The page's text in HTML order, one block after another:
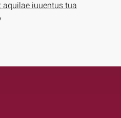
aquilae iuuentus tua